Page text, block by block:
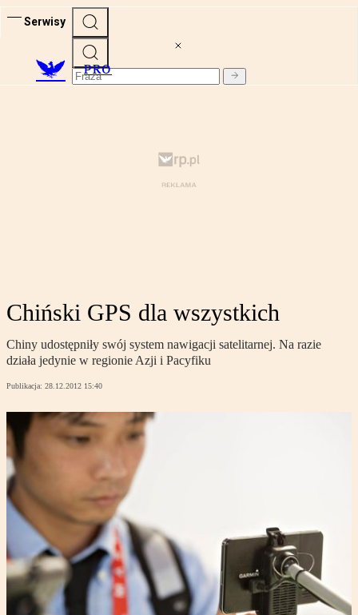
Serwisy
PRO
Chiński GPS dla wszystkich
Chiny udostępniły swój system nawigacji satelitarnej. Na razie
działa jedynie w regionie Azji i Pacyfiku
Publikacja: 28.12.2012 15:40